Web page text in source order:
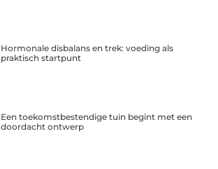
Hormonale disbalans en trek: voeding als
praktisch startpunt
Een toekomstbestendige tuin begint met een
doordacht ontwerp